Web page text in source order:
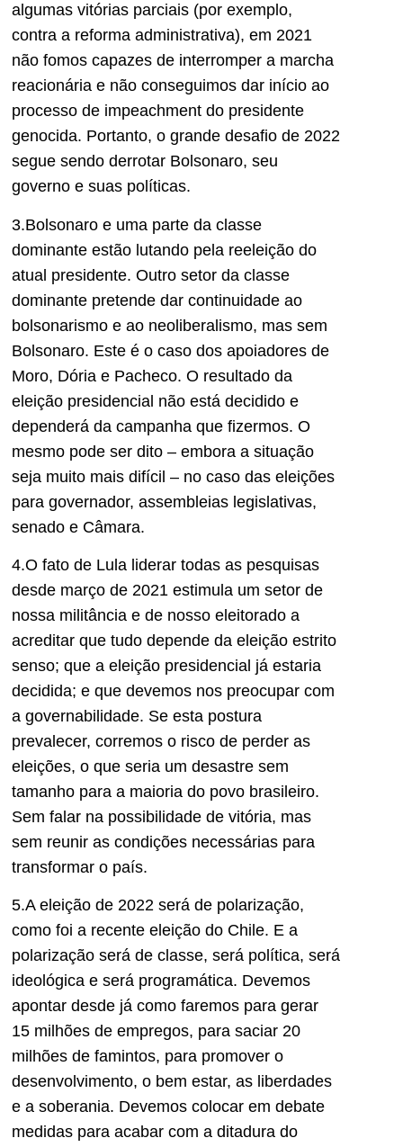
algumas vitórias parciais (por exemplo,
contra a reforma administrativa), em 2021
não fomos capazes de interromper a marcha
reacionária e não conseguimos dar início ao
processo de impeachment do presidente
genocida. Portanto, o grande desafio de 2022
segue sendo derrotar Bolsonaro, seu
governo e suas políticas.
3.Bolsonaro e uma parte da classe
dominante estão lutando pela reeleição do
atual presidente. Outro setor da classe
dominante pretende dar continuidade ao
bolsonarismo e ao neoliberalismo, mas sem
Bolsonaro. Este é o caso dos apoiadores de
Moro, Dória e Pacheco. O resultado da
eleição presidencial não está decidido e
dependerá da campanha que fizermos. O
mesmo pode ser dito – embora a situação
seja muito mais difícil – no caso das eleições
para governador, assembleias legislativas,
senado e Câmara.
4.O fato de Lula liderar todas as pesquisas
desde março de 2021 estimula um setor de
nossa militância e de nosso eleitorado a
acreditar que tudo depende da eleição estrito
senso; que a eleição presidencial já estaria
decidida; e que devemos nos preocupar com
a governabilidade. Se esta postura
prevalecer, corremos o risco de perder as
eleições, o que seria um desastre sem
tamanho para a maioria do povo brasileiro.
Sem falar na possibilidade de vitória, mas
sem reunir as condições necessárias para
transformar o país.
5.A eleição de 2022 será de polarização,
como foi a recente eleição do Chile. E a
polarização será de classe, será política, será
ideológica e será programática. Devemos
apontar desde já como faremos para gerar
15 milhões de empregos, para saciar 20
milhões de famintos, para promover o
desenvolvimento, o bem estar, as liberdades
e a soberania. Devemos colocar em debate
medidas para acabar com a ditadura do